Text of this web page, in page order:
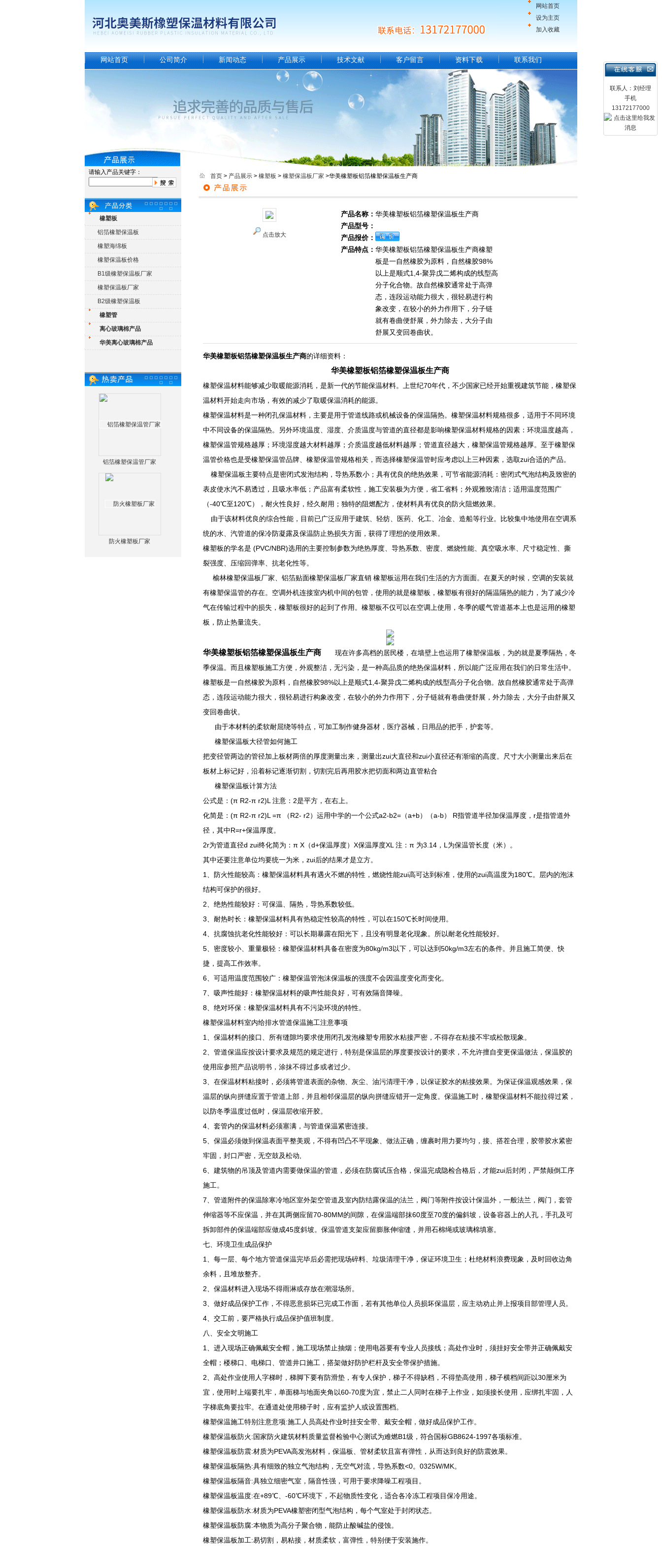
网站首页
设为主页
加入收藏
联系人：刘经理
手机
13172177000
网站首页 公司简介 新闻动态 产品展示 技术文献 客户留言 资料下载 联系我们
请输入产品关键字：
橡塑板
铝箔橡塑保温板
橡塑海绵板
橡塑保温板价格
B1级橡塑保温板厂家
橡塑保温板厂家
B2级橡塑保温板
橡塑管
离心玻璃棉产品
华美离心玻璃棉产品
铝箔橡塑保温管厂家
防火橡塑板厂家
首页 > 产品展示 > 橡塑板 > 橡塑保温板厂家 >华美橡塑板铝箔橡塑保温板生产商
点击放大
产品名称： 华美橡塑板铝箔橡塑保温板生产商
产品型号：
产品报价：
产品特点： 华美橡塑板铝箔橡塑保温板生产商橡塑
板是一自然橡胶为原料，自然橡胶98%
以上是顺式1,4-聚异戊二烯构成的线型高
分子化合物。故自然橡胶通常处于高弹
态，连段运动能力很大，很轻易进行构
象改变，在较小的外力作用下，分子链
就有卷曲便舒展，外力除去，大分子由
舒展又变回卷曲状。
华美橡塑板铝箔橡塑保温板生产商的详细资料：
华美橡塑板铝箔橡塑保温板生产商
橡塑保温材料能够减少取暖能源消耗，是新一代的节能保温材料。上世纪70年代，不少国家已经开始重视建筑节能，橡塑保
温材料开始走向市场，有效的减少了取暖保温消耗的能源。
橡塑保温材料是一种闭孔保温材料，主要是用于管道线路或机械设备的保温隔热。橡塑保温材料规格很多，适用于不同环境
中不同设备的保温隔热。另外环境温度、湿度、介质温度与管道的直径都是影响橡塑保温材料规格的因素：环境温度越高，
橡塑保温管规格越厚；环境湿度越大材料越厚；介质温度越低材料越厚；管道直径越大，橡塑保温管规格越厚。至于橡塑保
温管价格也是受橡塑保温管品牌、橡塑保温管规格相关，而选择橡塑保温管时应考虑以上三种因素，选取zui合适的产品。
橡塑保温板主要特点是密闭式发泡结构，导热系数小；具有优良的绝热效果，可节省能源消耗：密闭式气泡结构及致密的
表皮使水汽不易透过，且吸水率低；产品富有柔软性，施工安装极为方便，省工省料；外观雅致清洁；适用温度范围广
（-40℃至120℃），耐火性良好，经久耐用；独特的阻燃配方，使材料具有优良的防火阻燃效果。
由于该材料优良的综合性能，目前已广泛应用于建筑、轻纺、医药、化工、冶金、造船等行业。比较集中地使用在空调系
统的水、汽管道的保冷防凝露及保温防止热损失方面，获得了理想的使用效果。
橡塑板的学名是 (PVC/NBR)选用的主要控制参数为绝热厚度、导热系数、密度、燃烧性能、真空吸水率、尺寸稳定性、撕
裂强度、压缩回弹率、抗老化性等。
榆林橡塑保温板厂家、铝箔贴面橡塑保温板厂家直销 橡塑板运用在我们生活的方方面面。在夏天的时候，空调的安装就
有橡塑保温管的存在。空调外机连接室内机中间的包管，使用的就是橡塑板，橡塑板有很好的隔温隔热的能力，为了减少冷
气在传输过程中的损失，橡塑板很好的起到了作用。橡塑板不仅可以在空调上使用，冬季的暖气管道基本上也是运用的橡塑
板，防止热量流失。
华美橡塑板铝箔橡塑保温板生产商 现在许多高档的居民楼，在墙壁上也运用了橡塑保温板，为的就是夏季隔热，冬
季保温。而且橡塑板施工方便，外观整洁，无污染，是一种高品质的绝热保温材料，所以能广泛应用在我们的日常生活中。
橡塑板是一自然橡胶为原料，自然橡胶98%以上是顺式1,4-聚异戊二烯构成的线型高分子化合物。故自然橡胶通常处于高弹
态，连段运动能力很大，很轻易进行构象改变，在较小的外力作用下，分子链就有卷曲便舒展，外力除去，大分子由舒展又
变回卷曲状。
由于本材料的柔软耐屈绕等特点，可加工制作健身器材，医疗器械，日用品的把手，护套等。
橡塑保温板大径管如何施工
把变径管两边的管径加上板材两倍的厚度测量出来，测量出zui大直径和zui小直径还有渐缩的高度。尺寸大小测量出来后在
板材上标记好，沿着标记逐渐切割，切割完后再用胶水把切面和两边直管粘合
橡塑保温板计算方法
公式是：(π R2-π r2)L 注意：2是平方，在右上。
化简是：(π R2-π r2)L =π （R2- r2）运用中学的一个公式a2-b2=（a+b）（a-b） R指管道半径加保温厚度，r是指管道外
径，其中R=r+保温厚度。
2r为管道直径d zui终化简为：π X（d+保温厚度）X保温厚度XL 注：π 为3.14，L为保温管长度（米）。
其中还要注意单位均要统一为米，zui后的结果才是立方。
1、防火性能较高：橡塑保温材料具有遇火不燃的特性，燃烧性能zui高可达到标准，使用的zui高温度为180℃。层内的泡沫
结构可保护的很好。
2、绝热性能较好：可保温、隔热，导热系数较低。
3、耐热时长：橡塑保温材料具有热稳定性较高的特性，可以在150℃长时间使用。
4、抗腐蚀抗老化性能较好：可以长期暴露在阳光下，且没有明显老化现象。所以耐老化性能较好。
5、密度较小、重量极轻：橡塑保温材料具备在密度为80kg/m3以下，可以达到50kg/m3左右的条件。并且施工简便、快
捷，提高工作效率。
6、可适用温度范围较广：橡塑保温管泡沫保温板的强度不会因温度变化而变化。
7、吸声性能好：橡塑保温材料的吸声性能良好，可有效隔音降噪。
8、绝对环保：橡塑保温材料具有不污染环境的特性。
橡塑保温材料室内给排水管道保温施工注意事项
1、保温材料的接口、所有缝隙均要求使用闭孔发泡橡塑专用胶水粘接严密，不得存在粘接不牢或松散现象。
2、管道保温应按设计要求及规范的规定进行，特别是保温层的厚度要按设计的要求，不允许擅自变更保温做法，保温胶的
使用应参照产品说明书，涂抹不得过多或者过少。
3、在保温材料粘接时，必须将管道表面的杂物、灰尘、油污清理干净，以保证胶水的粘接效果。为保证保温观感效果，保
温层的纵向拼缝应置于管道上部，并且相邻保温层的纵向拼缝应错开一定角度。保温施工时，橡塑保温材料不能拉得过紧，
以防冬季温度过低时，保温层收缩开胶。
4、套管内的保温材料必须塞满，与管道保温紧密连接。
5、保温必须做到保温表面平整美观，不得有凹凸不平现象、做法正确，缠裹时用力要均匀，接、搭茬合理，胶带胶水紧密
牢固，封口严密，无空鼓及松动,
6、建筑物的吊顶及管道内需要做保温的管道，必须在防腐试压合格，保温完成隐检合格后，才能zui后封闭，严禁颠倒工序
施工。
7、管道附件的保温除寒冷地区室外架空管道及室内防结露保温的法兰，阀门等附件按设计保温外，一般法兰，阀门，套管
伸缩器等不应保温，并在其两侧应留70-80MM的间隙，在保温端部抹60度至70度的偏斜坡，设备容器上的人孔，手孔及可
拆卸部件的保温端部应做成45度斜坡。保温管道支架应留膨胀伸缩缝，并用石棉绳或玻璃棉填塞。
七、环境卫生成品保护
1、每一层、每个地方管道保温完毕后必需把现场碎料、垃圾清理干净，保证环境卫生；杜绝材料浪费现象，及时回收边角
余料，且堆放整齐。
2、保温材料进入现场不得雨淋或存放在潮湿场所。
3、做好成品保护工作，不得恶意损坏已完成工作面，若有其他单位人员损坏保温层，应主动劝止并上报项目部管理人员。
4、交工前，要严格执行成品保护值班制度。
八、安全文明施工
1、进入现场正确佩戴安全帽，施工现场禁止抽烟；使用电器要有专业人员接线；高处作业时，须挂好安全带并正确佩戴安
全帽；楼梯口、电梯口、管道井口施工，搭架做好防护栏杆及安全带保护措施。
2、高处作业使用人字梯时，梯脚下要有防滑垫，有专人保护，梯子不得缺档，不得垫高使用，梯子横档间距以30厘米为
宜，使用时上端要扎牢，单面梯与地面夹角以60-70度为宜，禁止二人同时在梯子上作业，如须接长使用，应绑扎牢固，人
字梯底角要拉牢。在通道处使用梯子时，应有监护人或设置围档。
橡塑保温施工特别注意意项:施工人员高处作业时挂安全带、戴安全帽，做好成品保护工作。
橡塑保温板防火:国家防火建筑材料质量监督检验中心测试为难燃B1级，符合国标GB8624-1997各项标准。
橡塑保温板防震:材质为PEVA高发泡材料，保温板、管材柔软且富有弹性，从而达到良好的防震效果。
橡塑保温板隔热:具有细致的独立气泡结构，无空气对流，导热系数<0。0325W/MK。
橡塑保温板隔音:具独立细密气室，隔音性强，可用于要求降噪工程项目。
橡塑保温板温度:在+89℃、-60℃环境下，不起物质性变化，适合各冷冻工程项目保冷用途。
橡塑保温板防水:材质为PEVA橡塑密闭型气泡结构，每个气室处于封闭状态。
橡塑保温板防腐:本物质为高分子聚合物，能防止酸碱盐的侵蚀。
橡塑保温板加工:易切割，易粘接，材质柔软，富弹性，特别便于安装施作。